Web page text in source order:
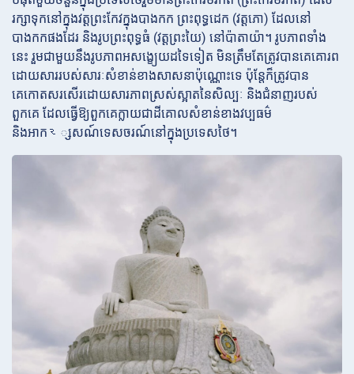
រក្សាទុកនៅក្នុងវត្តព្រះកែវក្នុងបាងកក ព្រះពុទ្ធដេក (វត្តភោ) ដែលនៅ
បាងកកផងដែរ និងរូបព្រះពុទ្ធធំ (វត្តព្រះយៃ) នៅប៉ាតាយ៉ា។ រូបភាពទាំង
នេះ រួមជាមួយនឹងរូបភាពអសង្ខ្យេយដទៃទៀត មិនត្រឹមតែត្រូវបានគេគោរព
ដោយសាររបស់សារៈសំខាន់ខាងសាសនាប៉ុណ្ណោះទេ ប៉ុន្តែក៏ត្រូវបាន
គេកោតសរសើរដោយសារភាពស្រស់ស្អាតនៃសិល្បៈ និងជំនាញរបស់
ពួកគេ ដែលធ្វើឱ្យពួកគេក្លាយជាដីគោលសំខាន់ខាងវប្បធម៌
និងអាកર្សសណ៍ទេសចរណ៍នៅក្នុងប្រទេសថៃ។